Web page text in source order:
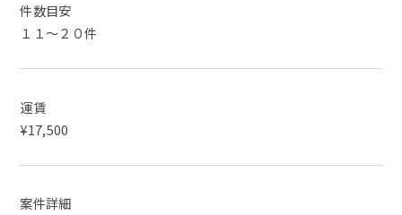
件数目安
１１～２０件
運賃
¥17,500
案件詳細